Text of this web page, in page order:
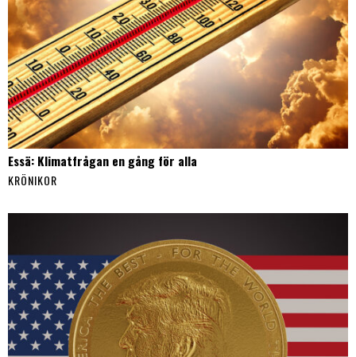
Essä: Klimatfrågan en gång för alla
KRÖNIKOR